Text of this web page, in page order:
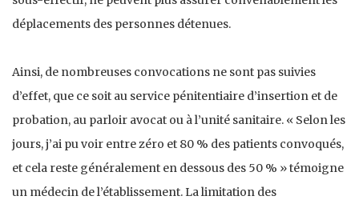
déplacements des personnes détenues.
Ainsi, de nombreuses convocations ne sont pas suivies
d’effet, que ce soit au service pénitentiaire d’insertion et de
probation, au parloir avocat ou à l’unité sanitaire. « Selon les
jours, j’ai pu voir entre zéro et 80 % des patients convoqués,
et cela reste généralement en dessous des 50 % » témoigne
un médecin de l’établissement. La limitation des